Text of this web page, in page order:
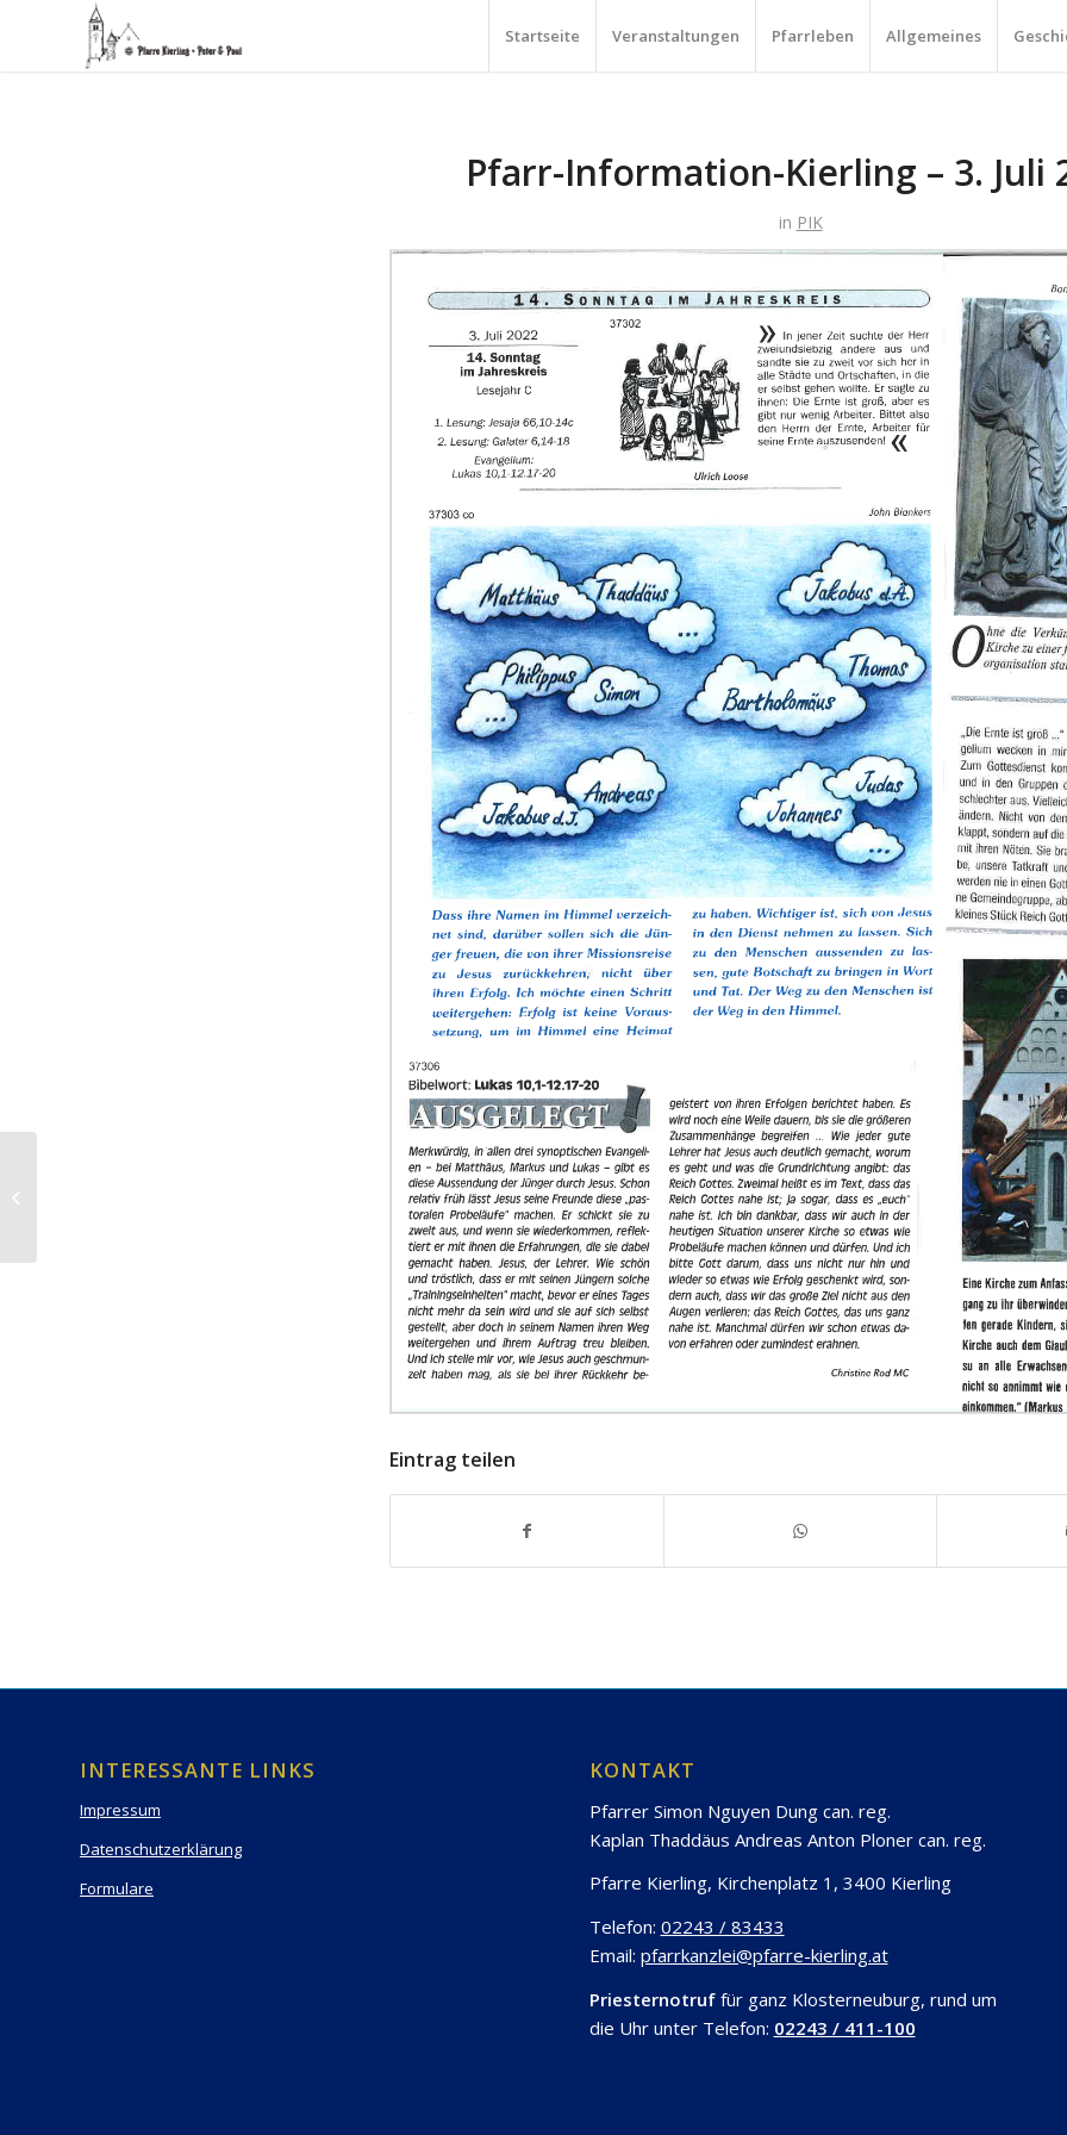
Startseite Veranstaltungen Pfarrleben Allgemeines
Pfarr-Information-Kierling – 3. Juli
in PIK
Eintrag teilen
INTERESSANTE LINKS
Impressum
Datenschutzerklärung
Formulare
KONTAKT
Pfarrer Simon Nguyen Dung can. reg.
Kaplan Thaddäus Andreas Anton Ploner can. reg.
Pfarre Kierling, Kirchenplatz 1, 3400 Kierling
Telefon: 02243 / 83433
Email: pfarrkanzlei@pfarre-kierling.at
Priesternotruf für ganz Klosterneuburg, rund um
die Uhr unter Telefon: 02243 / 411-100